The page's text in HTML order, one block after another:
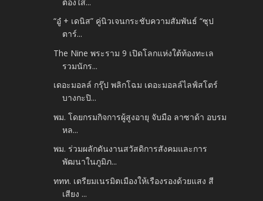
“อู๋ + เดนิส” คู่นิวเจนกระชับความสัมพันธ์ “ซุป
ตาร์...
The Nine พระราม 9 เปิดโลกแห่งใต้ท้องทะเล
รวมนักร...
เดอะมอลล์ กรุ๊ป พลิกโฉม เดอะมอลล์ไลฟ์สโตร์
บางกะปิ...
พม. โดยกรมกิจการผู้สูงอายุ จับมือ ลาซาด้า อบรม
หล...
พม. ร่วมผลักดันงานสวัสดิการสังคมและการ
พัฒนาในภูมิภ...
ททท. เตรียมเนรมิตเมืองให้เรืองรองด้วยแสง สี
เสียง ...